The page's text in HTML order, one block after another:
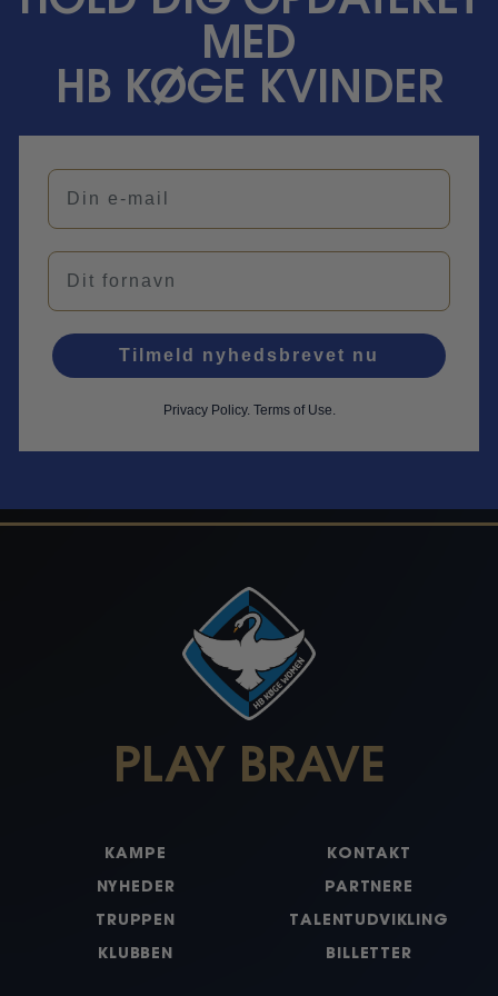
MED
HB KØGE KVINDER
Din e-mail
Navn
Tilmeld nyhedsbrevet nu
Privacy Policy. Terms of Use.
PLAY BRAVE
KAMPE
NYHEDER
TRUPPEN
KLUBBEN
KONTAKT
PARTNERE
TALENTUDVIKLING
BILLETTER